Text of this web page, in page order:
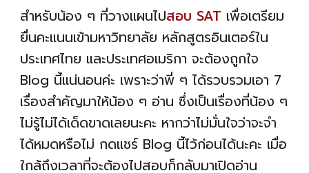
สำหรับน้อง ๆ ที่วางแผนไปสอบ SAT เพื่อเตรียม
ยื่นคะแนนเข้ามหาวิทยาลัย หลักสูตรอินเตอร์ใน
ประเทศไทย และประเทศอเมริกา จะต้องถูกใจ
Blog นี้แน่นอนค่ะ เพราะว่าพี่ ๆ ได้รวบรวมเอา 7
เรื่องสำคัญมาให้น้อง ๆ อ่าน ซึ่งเป็นเรื่องที่น้อง ๆ
ไม่รู้ไม่ได้เด็ดขาดเลยนะคะ หากว่าไม่มั่นใจว่าจะจำ
ได้หมดหรือไม่ กดแชร์ Blog นี้ไว้ก่อนได้นะคะ เมื่อ
ใกล้ถึงเวลาที่จะต้องไปสอบก็กลับมาเปิดอ่าน